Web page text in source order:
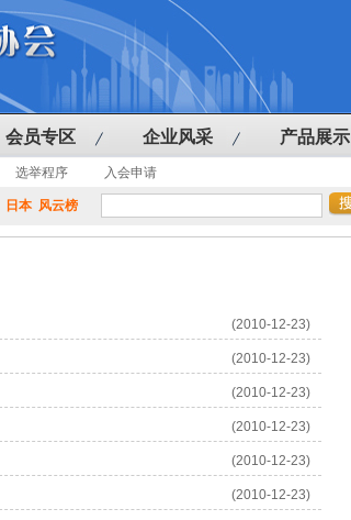
会员专区 企业风采 产品展示
选举程序 入会申请
日本 风云榜
(2010-12-23)
(2010-12-23)
(2010-12-23)
(2010-12-23)
(2010-12-23)
(2010-12-23)